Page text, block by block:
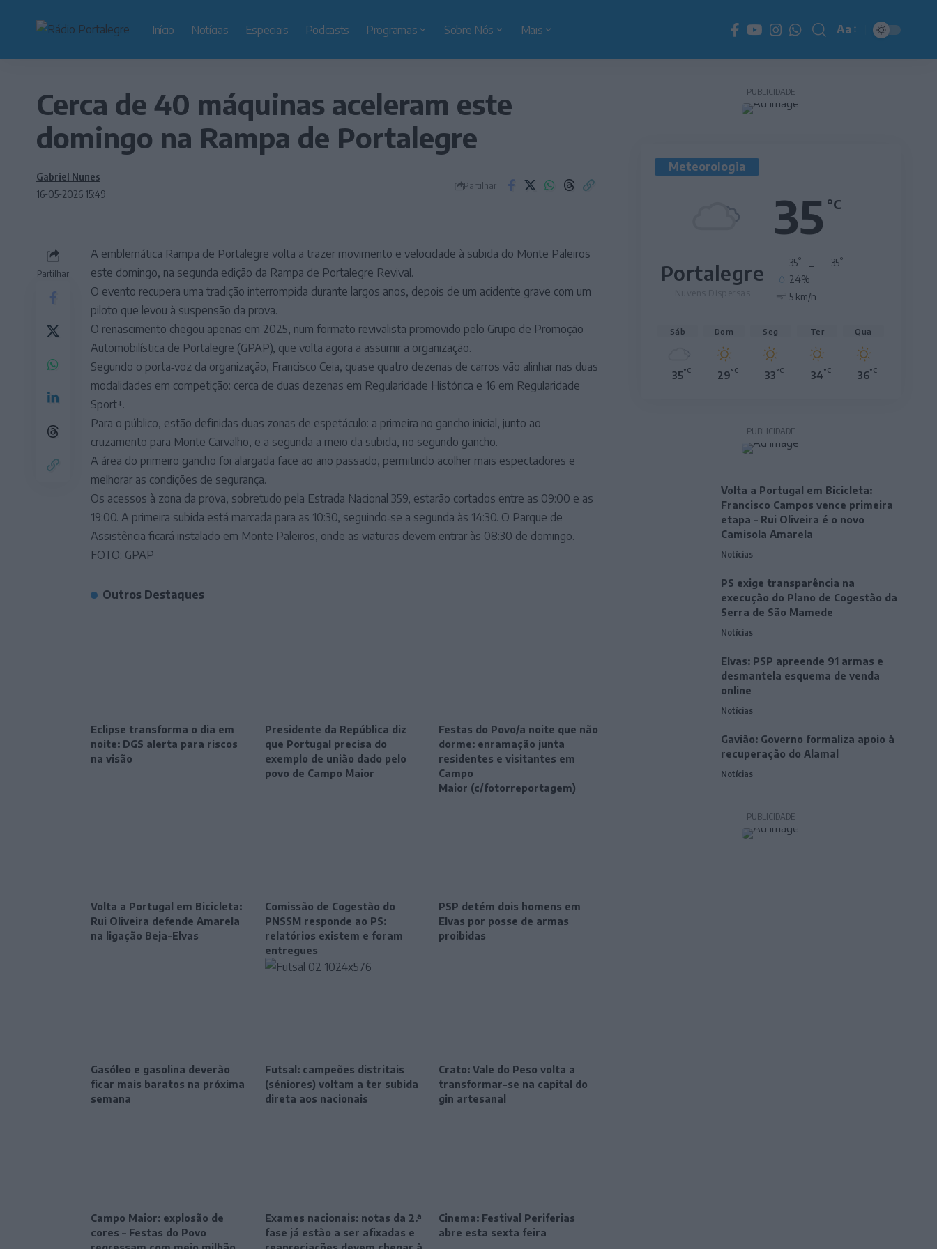
Início Notícias Especiais Podcasts Programas Sobre Nós Mais
Redimensionador
de
Aa
Cerca de 40 máquinas aceleram este
domingo na Rampa de Portalegre
16-05-2026 15:49
Gabriel Nunes
Partilhar
Partilhar
A emblemática Rampa de Portalegre volta a trazer movimento e velocidade à subida do Monte Paleiros
este domingo, na segunda edição da Rampa de Portalegre Revival.
O evento recupera uma tradição interrompida durante largos anos, depois de um acidente grave com um
piloto que levou à suspensão da prova.
O renascimento chegou apenas em 2025, num formato revivalista promovido pelo Grupo de Promoção
Automobilística de Portalegre (GPAP), que volta agora a assumir a organização.
Segundo o porta‑voz da organização, Francisco Ceia, quase quatro dezenas de carros vão alinhar nas duas
modalidades em competição: cerca de duas dezenas em Regularidade Histórica e 16 em Regularidade
Sport+.
Para o público, estão definidas duas zonas de espetáculo: a primeira no gancho inicial, junto ao
cruzamento para Monte Carvalho, e a segunda a meio da subida, no segundo gancho.
A área do primeiro gancho foi alargada face ao ano passado, permitindo acolher mais espectadores e
melhorar as condições de segurança.
Os acessos à zona da prova, sobretudo pela Estrada Nacional 359, estarão cortados entre as 09:00 e as
19:00. A primeira subida está marcada para as 10:30, seguindo‑se a segunda às 14:30. O Parque de
Assistência ficará instalado em Monte Paleiros, onde as viaturas devem entrar às 08:30 de domingo.
FOTO: GPAP
Outros Destaques
Eclipse transforma o dia em
noite: DGS alerta para riscos
na visão
Presidente da República diz
que Portugal precisa do
exemplo de união dado pelo
povo de Campo Maior
Festas do Povo/a noite que não
dorme: enramação junta
residentes e visitantes em
Campo
Maior (c/fotorreportagem)
Volta a Portugal em Bicicleta:
Rui Oliveira defende Amarela
na ligação Beja-Elvas
Comissão de Cogestão do
PNSSM responde ao PS:
relatórios existem e foram
entregues
PSP detém dois homens em
Elvas por posse de armas
proibidas
Gasóleo e gasolina deverão
ficar mais baratos na próxima
semana
Futsal: campeões distritais
(séniores) voltam a ter subida
direta aos nacionais
Crato: Vale do Peso volta a
transformar-se na capital do
gin artesanal
Campo Maior: explosão de
cores – Festas do Povo
Exames nacionais: notas da 2.ª
fase já estão a ser afixadas e
Cinema: Festival Periferias
abre esta sexta feira
PUBLICIDADE
Meteorologia
35 °C
Portalegre 35° 35°
24%
5 km/h
Sáb
35°C
Dom
29°C
Seg
33°C
Ter
34°C
Qua
36°C
PUBLICIDADE
Volta a Portugal em Bicicleta:
Francisco Campos vence primeira
etapa – Rui Oliveira é o novo
Camisola Amarela
Notícias
PS exige transparência na
execução do Plano de Cogestão da
Serra de São Mamede
Notícias
Elvas: PSP apreende 91 armas e
desmantela esquema de venda
online
Notícias
Gavião: Governo formaliza apoio à
recuperação do Alamal
Notícias
PUBLICIDADE